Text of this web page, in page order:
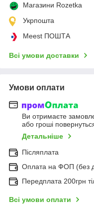
Магазини Rozetka
Укрпошта
Meest ПОШТА
Всі умови доставки
Умови оплати
Ви отримаєте
або гроші
Детальніше
Післяплата
Оплата на ФОП (без
Передплата 200грн
Всі умови оплати